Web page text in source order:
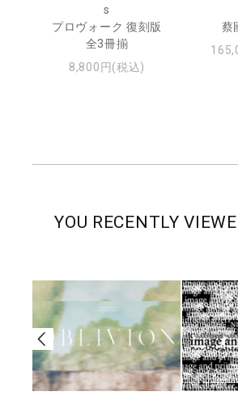
s
プロヴォーク 復刻版
全3冊揃
8,800円(税込)
蔡
YOU RECENTLY